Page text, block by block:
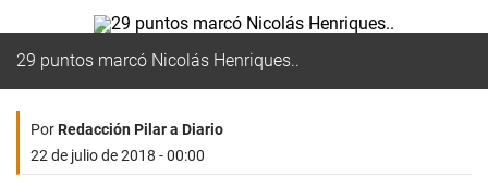
29 puntos marcó Nicolás Henriques..
PorRedacción Pilar a Diario
22 de julio de 2018 - 00:00